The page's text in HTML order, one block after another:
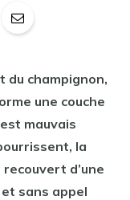
du champignon,
une couche
mauvais
la
d’une
sans appel